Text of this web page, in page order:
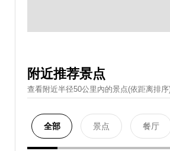
附近推荐景点
查看附近半径50公里內的景点(依距离排序
全部 景点 餐厅